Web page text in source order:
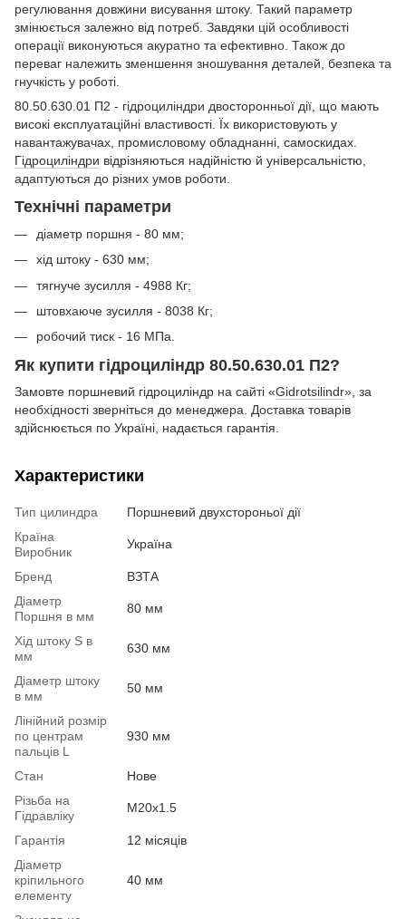
регулювання довжини висування штоку. Такий параметр
змінюється залежно від потреб. Завдяки цій особливості
операції виконуються акуратно та ефективно. Також до
переваг належить зменшення зношування деталей, безпека та
гнучкість у роботі.
80.50.630.01 П2 - гідроциліндри двосторонньої дії, що мають
високі експлуатаційні властивості. Їх використовують у
навантажувачах, промисловому обладнанні, самоскидах.
Гідроциліндри відрізняються надійністю й універсальністю,
адаптуються до різних умов роботи.
Технічні параметри
діаметр поршня - 80 мм;
хід штоку - 630 мм;
тягнуче зусилля - 4988 Кг;
штовхаюче зусилля - 8038 Кг;
робочий тиск - 16 МПа.
Як купити гідроциліндр 80.50.630.01 П2?
Замовте поршневий гідроциліндр на сайті «Gidrotsilindr», за
необхідності зверніться до менеджера. Доставка товарів
здійснюється по Україні, надається гарантія.
Характеристики
Тип цилиндра
Поршневий двухстороньої дії
Країна
Виробник
Україна
Бренд
ВЗТА
Діаметр
Поршня в мм
80 мм
Хід штоку S в
мм
630 мм
Діаметр штоку
в мм
50 мм
Лінійний розмір
по центрам
пальців L
930 мм
Стан
Нове
Різьба на
Гідравліку
М20х1.5
Гарантія
12 місяців
Діаметр
кріпильного
елементу
40 мм